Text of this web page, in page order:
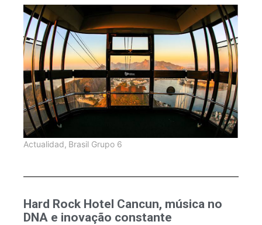
Actualidad, Brasil Grupo 6
Hard Rock Hotel Cancun, música no
DNA e inovação constante